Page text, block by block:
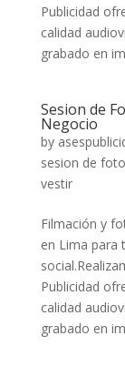
Publicidad
calidad
grabado en
Sesion de
Negocio
by
sesion de
vestir
Filmación y
en Lima para
Publicidad
calidad
grabado en